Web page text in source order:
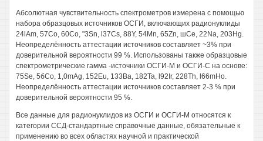
Абсолютная чувствительность спектрометров измерена с помощью
набора образцовых источников ОСГИ, включающих радионуклиды
24lAm, 57Со, 60Со, "3Sn, l37Cs, 88Y, 54Mn, 65Zn, шСе, 22Na, 203Hg.
Неопределённость аттестации источников составляет ~3% при
доверительной вероятности 99 %. Использованы также образцовые
спектрометрические гамма -источники ОСГИ-М и ОСГИ-С на основе:
75Se, 5бСо, 1,0mAg, 152Eu, 133Ва, 182Та, l92Ir, 228Th, l66mHo.
Неопределённость аттестации источников составляет 2-3 % при
доверительной вероятности 95 %.
Все данные для радионуклидов из ОСГИ и ОСГИ-М относятся к
категории ССД-стандартные справочные данные, обязательные к
применению во всех областях научной и практической